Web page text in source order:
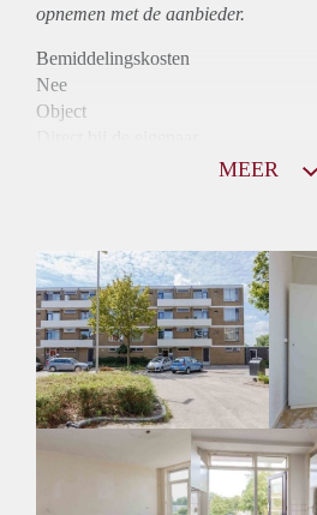
opnemen met de aanbieder.
Bemiddelingskosten
Nee
Object
Huurtoeslag
Mogelijk
Inkomen eis
N.V.T.
Huurtermijn
Onbepaalde termijn
Oplevering
MEER